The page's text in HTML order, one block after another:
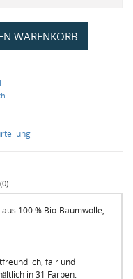
100 % Bio-Baumwolle,
fair und
in 31 Farben.